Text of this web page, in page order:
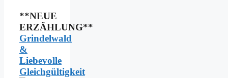
**NEUE
ERZÄHLUNG**
Grindelwald
&
Liebevolle
Gleichgültigkeit